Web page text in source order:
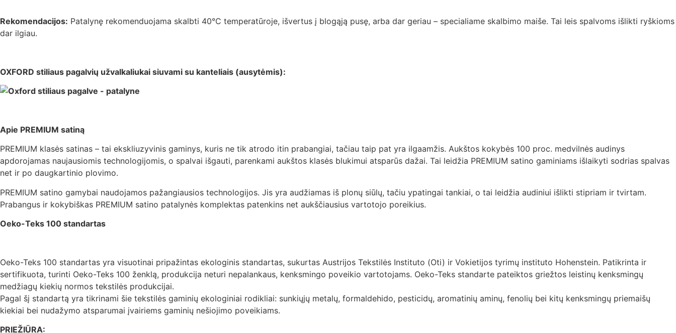
Rekomendacijos: Patalynę rekomenduojama skalbti 40°C temperatūroje, išvertus į blogąją pusę, arba dar geriau – specialiame skalbimo maiše. Tai leis spalvoms išlikti ryškioms
dar ilgiau.
OXFORD stiliaus pagalvių užvalkaliukai siuvami su kanteliais (ausytėmis):
Apie PREMIUM satiną
PREMIUM klasės satinas – tai ekskliuzyvinis gaminys, kuris ne tik atrodo itin prabangiai, tačiau taip pat yra ilgaamžis. Aukštos kokybės 100 proc. medvilnės audinys
apdorojamas naujausiomis technologijomis, o spalvai išgauti, parenkami aukštos klasės blukimui atsparūs dažai. Tai leidžia PREMIUM satino gaminiams išlaikyti sodrias spalvas
net ir po daugkartinio plovimo.
PREMIUM satino gamybai naudojamos pažangiausios technologijos. Jis yra audžiamas iš plonų siūlų, tačiu ypatingai tankiai, o tai leidžia audiniui išlikti stipriam ir tvirtam.
Prabangus ir kokybiškas PREMIUM satino patalynės komplektas patenkins net aukščiausius vartotojo poreikius.
Oeko-Teks 100 standartas
Oeko-Teks 100 standartas yra visuotinai pripažintas ekologinis standartas, sukurtas Austrijos Tekstilės Instituto (Oti) ir Vokietijos tyrimų instituto Hohenstein. Patikrinta ir
sertifikuota, turinti Oeko-Teks 100 ženklą, produkcija neturi nepalankaus, kenksmingo poveikio vartotojams. Oeko-Teks standarte pateiktos griežtos leistinų kenksmingų
medžiagų kiekių normos tekstilės produkcijai.
Pagal šį standartą yra tikrinami šie tekstilės gaminių ekologiniai rodikliai: sunkiųjų metalų, formaldehido, pesticidų, aromatinių aminų, fenolių bei kitų kenksmingų priemaišų
kiekiai bei nudažymo atsparumai įvairiems gaminių nešiojimo poveikiams.
PRIEŽIŪRA: